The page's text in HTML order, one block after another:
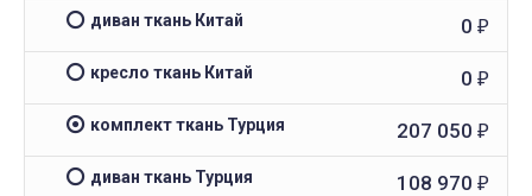
диван ткань Китай 0 ₽
кресло ткань Китай 0 ₽
комплект ткань Турция 207 050 ₽
диван ткань Турция 108 970 ₽